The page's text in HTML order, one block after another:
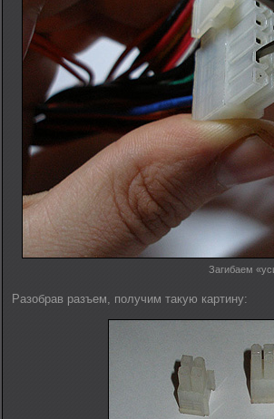
Загибаем
Разобрав разъем, получим такую картину: